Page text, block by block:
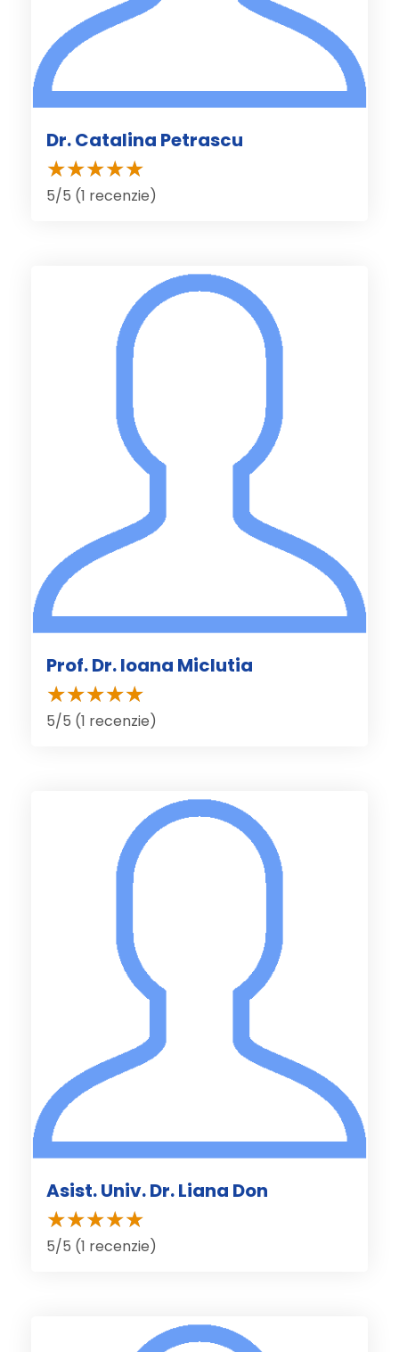
Dr. Catalina Petrascu
5/5 (1 recenzie)
Prof. Dr. Ioana Miclutia
5/5 (1 recenzie)
Asist. Univ. Dr. Liana Don
5/5 (1 recenzie)